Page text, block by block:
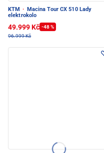
KTM ·
Macina Tour CX 510 Lady
elektrokolo
49.999 Kč -48 %
96.999 Kč